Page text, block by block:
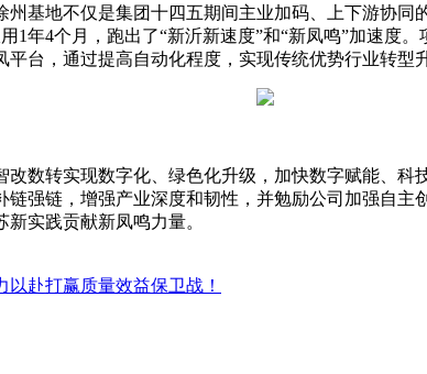
基地不仅是集团十四五期间主业加码、上下游协
1年4个月，跑出了“新沂新速度”和“新凤鸣”加速度
台，通过提高自动化程度，实现传统优势行业转型
数转实现数字化、绿色化升级，加快数字赋能、
强链，增强产业深度和韧性，并勉励公司加强自
实践贡献新凤鸣力量。
赴打赢质量效益保卫战！